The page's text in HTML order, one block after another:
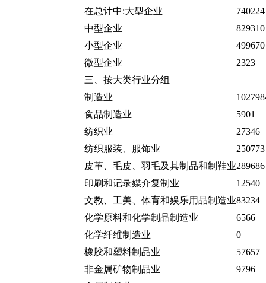
在总计中:大型企业
740224
中型企业
829310
小型企业
499670
微型企业
2323
三、按大类行业分组
制造业
食品制造业
5901
纺织业
27346
纺织服装、服饰业
250773
皮革、毛皮、羽毛及其制品和制鞋业289686
印刷和记录媒介复制业
12540
文教、工美、体育和娱乐用品制造业83234
化学原料和化学制品制造业
6566
化学纤维制造业
0
橡胶和塑料制品业
57657
非金属矿物制品业
9796